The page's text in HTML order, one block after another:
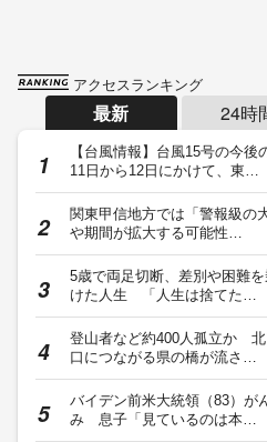
アクセスランキング
最新 24時
【台風情報】台風15号の今
11日から12日にかけて、東…
関東甲信地方では「警報級の
や期間が拡大する可能性…
5歳で両足切断、差別や困難
けた人生 「人生は捨てた…
登山者など約400人孤立か 北
口につながる県の橋が流さ…
バイデン前米大統領（83）が
み 息子「見ているのは本…